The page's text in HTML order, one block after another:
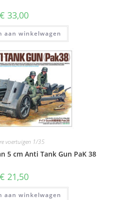
€ 33,00
aan winkelwagen
voertuigen 1/35
5 cm Anti Tank Gun PaK 38
€ 21,50
aan winkelwagen